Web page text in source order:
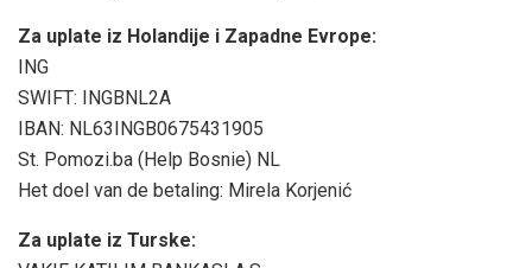
Za uplate iz Holandije i Zapadne Evrope:
ING
SWIFT: INGBNL2A
IBAN: NL63INGB0675431905
St. Pomozi.ba (Help Bosnie) NL
Het doel van de betaling: Mirela Korjenić
Za uplate iz Turske: